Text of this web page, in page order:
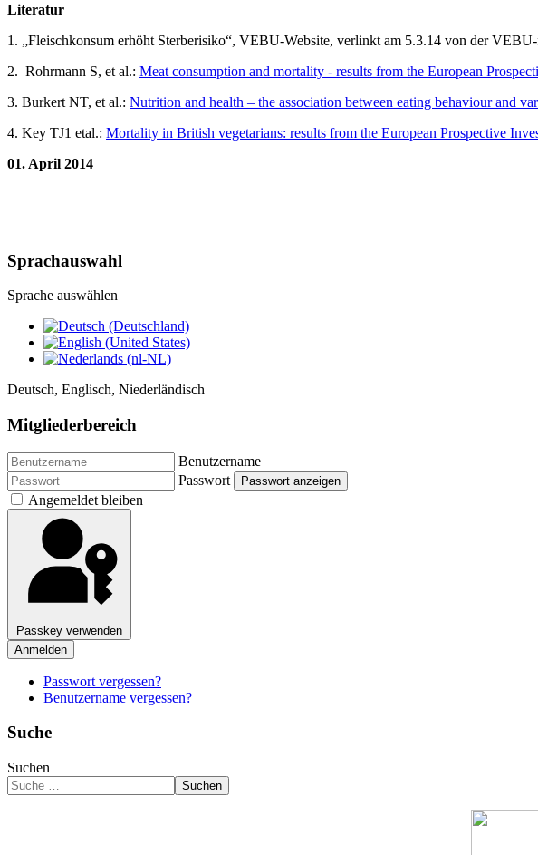
Literatur
1. „Fleischkonsum erhöht Sterberisiko“, VEBU-Website, verlinkt am 5.3.14 von der
2. Rohrmann S, et al.: Meat consumption and mortality - results from the European
3. Burkert NT, et al.: Nutrition and health – the association between eating behaviour and
4. Key TJ1 etal.: Mortality in British vegetarians: results from the European Prospective
01. April 2014
Sprachauswahl
Sprache auswählen
Deutsch, Englisch, Niederländisch
Mitgliederbereich
Benutzername
Passwort
Passwort anzeigen
Angemeldet bleiben
Passkey verwenden
Anmelden
Passwort vergessen?
Benutzername vergessen?
Suche
Suchen
Suchen